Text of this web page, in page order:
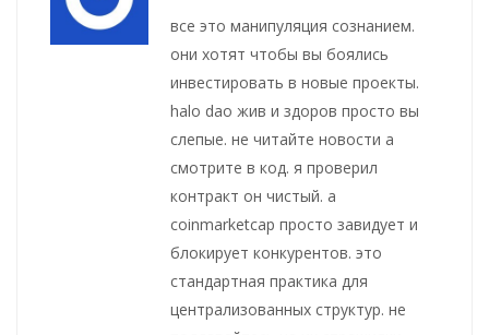
все это манипуляция сознанием.
они хотят чтобы вы боялись
инвестировать в новые проекты.
halo dao жив и здоров просто вы
слепые. не читайте новости а
смотрите в код. я проверил
контракт он чистый. а
coinmarketcap просто завидует и
блокирует конкурентов. это
стандартная практика для
централизованных структур. не